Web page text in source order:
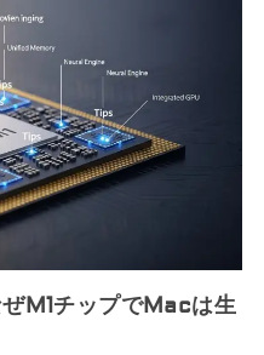
M1チップでMacは生